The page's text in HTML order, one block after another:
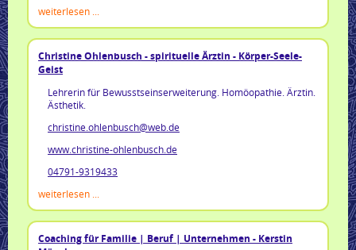
weiterlesen ...
Christine Ohlenbusch - spirituelle Ärztin - Körper-Seele-
Geist
Lehrerin für Bewusstseinserweiterung. Homöopathie. Ärztin.
Ästhetik.
christine.ohlenbusch@web.de
www.christine-ohlenbusch.de
04791-9319433
weiterlesen ...
Coaching für Familie | Beruf | Unternehmen - Kerstin